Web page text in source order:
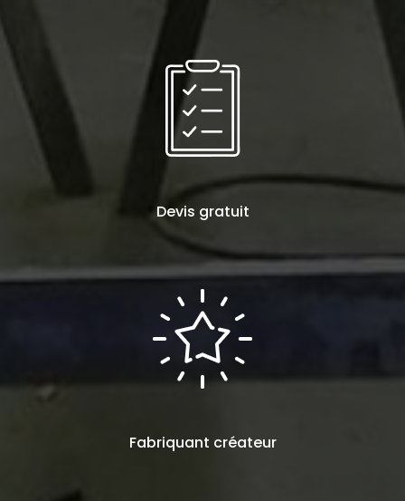
Devis gratuit
Fabriquant créateur